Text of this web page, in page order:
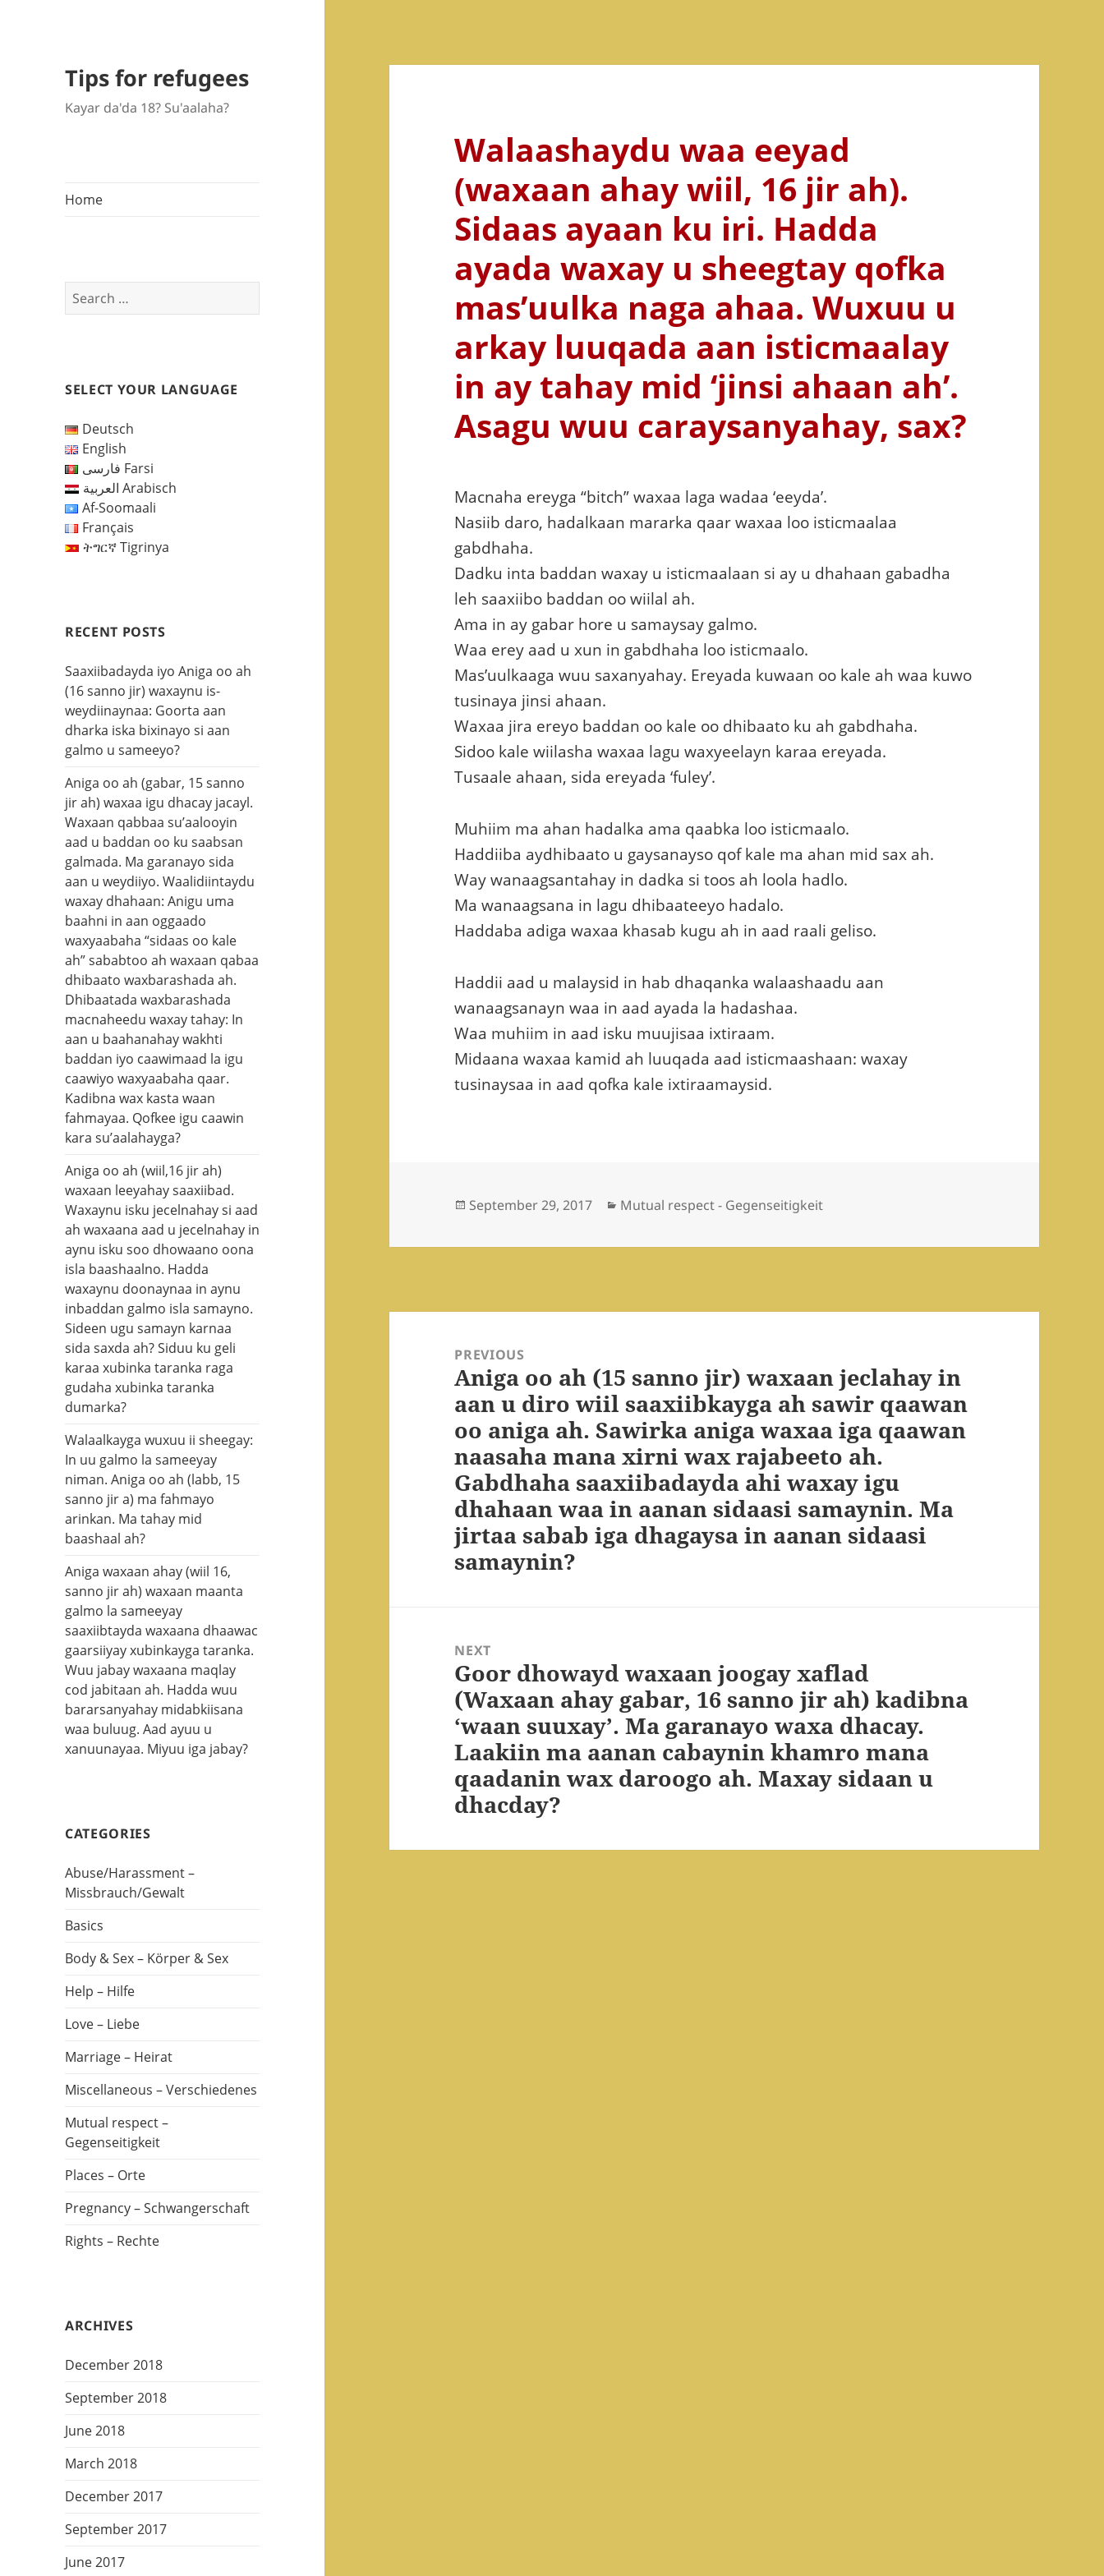
Tips for refugees
Kayar da'da 18? Su'aalaha?
Home
Search
for:
SELECT YOUR LANGUAGE
Deutsch
English
فارسی Farsi
العربية Arabisch
Af-Soomaali
Français
ትግርኛ Tigrinya
RECENT POSTS
Saaxiibadayda iyo Aniga oo ah
(16 sanno jir) waxaynu is-
weydiinaynaa: Goorta aan
dharka iska bixinayo si aan
galmo u sameeyo?
Aniga oo ah (gabar, 15 sanno
jir ah) waxaa igu dhacay jacayl.
Waxaan qabbaa su’aalooyin
aad u baddan oo ku saabsan
galmada. Ma garanayo sida
aan u weydiiyo. Waalidiintaydu
waxay dhahaan: Anigu uma
baahni in aan oggaado
waxyaabaha “sidaas oo kale
ah” sababtoo ah waxaan qabaa
dhibaato waxbarashada ah.
Dhibaatada waxbarashada
macnaheedu waxay tahay: In
aan u baahanahay wakhti
baddan iyo caawimaad la igu
caawiyo waxyaabaha qaar.
Kadibna wax kasta waan
fahmayaa. Qofkee igu caawin
kara su’aalahayga?
Aniga oo ah (wiil,16 jir ah)
waxaan leeyahay saaxiibad.
Waxaynu isku jecelnahay si aad
ah waxaana aad u jecelnahay in
aynu isku soo dhowaano oona
isla baashaalno. Hadda
waxaynu doonaynaa in aynu
inbaddan galmo isla samayno.
Sideen ugu samayn karnaa
sida saxda ah? Siduu ku geli
karaa xubinka taranka raga
gudaha xubinka taranka
dumarka?
Walaalkayga wuxuu ii sheegay:
In uu galmo la sameeyay
niman. Aniga oo ah (labb, 15
sanno jir a) ma fahmayo
arinkan. Ma tahay mid
baashaal ah?
Aniga waxaan ahay (wiil 16,
sanno jir ah) waxaan maanta
galmo la sameeyay
saaxiibtayda waxaana dhaawac
gaarsiiyay xubinkayga taranka.
Wuu jabay waxaana maqlay
cod jabitaan ah. Hadda wuu
bararsanyahay midabkiisana
waa buluug. Aad ayuu u
xanuunayaa. Miyuu iga jabay?
CATEGORIES
Abuse/Harassment –
Missbrauch/Gewalt
Basics
Body & Sex – Körper & Sex
Help – Hilfe
Love – Liebe
Marriage – Heirat
Miscellaneous – Verschiedenes
Mutual respect –
Gegenseitigkeit
Places – Orte
Pregnancy – Schwangerschaft
Rights – Rechte
ARCHIVES
December 2018
September 2018
June 2018
March 2018
December 2017
September 2017
June 2017
Walaashaydu waa eeyad
(waxaan ahay wiil, 16 jir ah).
Sidaas ayaan ku iri. Hadda
ayada waxay u sheegtay qofka
mas’uulka naga ahaa. Wuxuu u
arkay luuqada aan isticmaalay
in ay tahay mid ‘jinsi ahaan ah’.
Asagu wuu caraysanyahay, sax?
Macnaha ereyga “bitch” waxaa laga wadaa ‘eeyda’.
Nasiib daro, hadalkaan mararka qaar waxaa loo isticmaalaa
gabdhaha.
Dadku inta baddan waxay u isticmaalaan si ay u dhahaan gabadha
leh saaxiibo baddan oo wiilal ah.
Ama in ay gabar hore u samaysay galmo.
Waa erey aad u xun in gabdhaha loo isticmaalo.
Mas’uulkaaga wuu saxanyahay. Ereyada kuwaan oo kale ah waa kuwo
tusinaya jinsi ahaan.
Waxaa jira ereyo baddan oo kale oo dhibaato ku ah gabdhaha.
Sidoo kale wiilasha waxaa lagu waxyeelayn karaa ereyada.
Tusaale ahaan, sida ereyada ‘fuley’.
Muhiim ma ahan hadalka ama qaabka loo isticmaalo.
Haddiiba aydhibaato u gaysanayso qof kale ma ahan mid sax ah.
Way wanaagsantahay in dadka si toos ah loola hadlo.
Ma wanaagsana in lagu dhibaateeyo hadalo.
Haddaba adiga waxaa khasab kugu ah in aad raali geliso.
Haddii aad u malaysid in hab dhaqanka walaashaadu aan
wanaagsanayn waa in aad ayada la hadashaa.
Waa muhiim in aad isku muujisaa ixtiraam.
Midaana waxaa kamid ah luuqada aad isticmaashaan: waxay
tusinaysaa in aad qofka kale ixtiraamaysid.
Posted
September 29, 2017 Categories
Mutual respect - Gegenseitigkeit
navigationPREVIOUS
Previous
post:
Aniga oo ah (15 sanno jir) waxaan jeclahay in
aan u diro wiil saaxiibkayga ah sawir qaawan
oo aniga ah. Sawirka aniga waxaa iga qaawan
naasaha mana xirni wax rajabeeto ah.
Gabdhaha saaxiibadayda ahi waxay igu
dhahaan waa in aanan sidaasi samaynin. Ma
jirtaa sabab iga dhagaysa in aanan sidaasi
samaynin?
NEXT
Next
post:
Goor dhowayd waxaan joogay xaflad
(Waxaan ahay gabar, 16 sanno jir ah) kadibna
‘waan suuxay’. Ma garanayo waxa dhacay.
Laakiin ma aanan cabaynin khamro mana
qaadanin wax daroogo ah. Maxay sidaan u
dhacday?